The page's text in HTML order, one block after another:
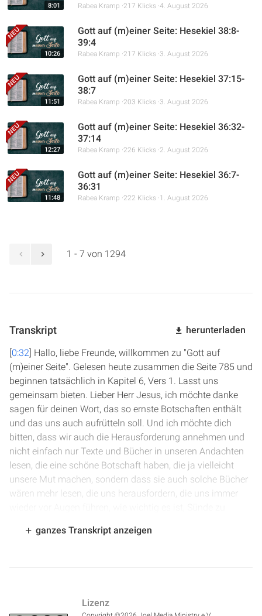
8:01 Rabea Kramp 217 Klicks 4. August 2026
10:26
Gott auf (m)einer Seite: Hesekiel 38:8-
39:4
Rabea Kramp 217 Klicks 3. August 2026
11:51
Gott auf (m)einer Seite: Hesekiel 37:15-
38:7
Rabea Kramp 203 Klicks 3. August 2026
12:27
Gott auf (m)einer Seite: Hesekiel 36:32-
37:14
Rabea Kramp 226 Klicks 2. August 2026
11:48
Gott auf (m)einer Seite: Hesekiel 36:7-
36:31
Rabea Kramp 222 Klicks 1. August 2026
1 - 7 von 1294
Transkript herunterladen
[0:32] Hallo, liebe Freunde, willkommen zu "Gott auf
(m)einer Seite". Gelesen heute zusammen die Seite 785 und
beginnen tatsächlich in Kapitel 6, Vers 1. Lasst uns
gemeinsam bieten. Lieber Herr Jesus, ich möchte danke
sagen für deinen Wort, das so ernste Botschaften enthält
und das uns auch aufrütteln soll. Und ich möchte dich
bitten, dass wir auch die Herausforderung annehmen und
nicht einfach nur Texte und Bücher in unseren Andachten
lesen, die eine schöne Botschaft haben, die ja vielleicht
unsere Mut machen, sondern dass sie auch solche Bücher
wären mehr lesen, die uns herausfordern, die uns immer
großes Verderben." Dieses Unheil von Norden sind die
ganzes Transkript anzeigen
Lizenz